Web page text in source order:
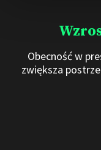
Obecność w
zwiększa